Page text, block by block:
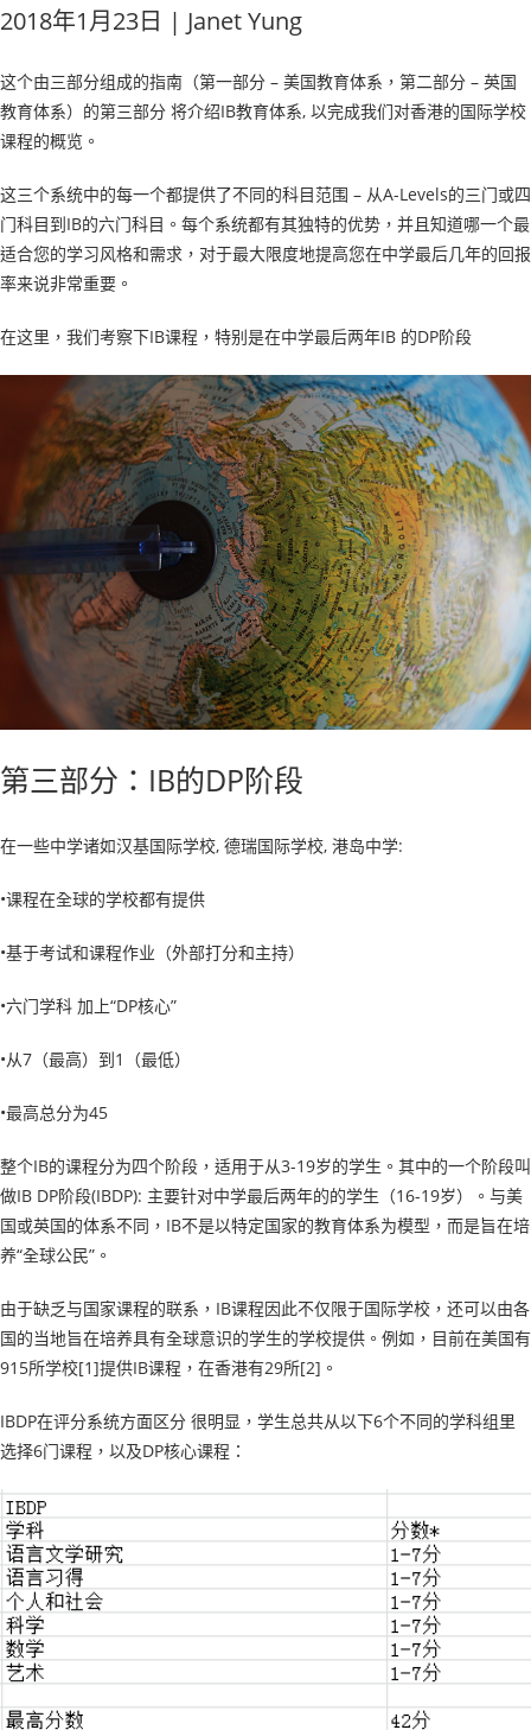
2018年1月23日 | Janet Yung
这个由三部分组成的指南（第一部分 – 美国教育体系，第二部分 – 英国
教育体系）的第三部分 将介绍IB教育体系, 以完成我们对香港的国际学校
课程的概览。
这三个系统中的每一个都提供了不同的科目范围 – 从A-Levels的三门或四
门科目到IB的六门科目。每个系统都有其独特的优势，并且知道哪一个最
适合您的学习风格和需求，对于最大限度地提高您在中学最后几年的回报
率来说非常重要。
在这里，我们考察下IB课程，特别是在中学最后两年IB 的DP阶段
第三部分：IB的DP阶段
在一些中学诸如汉基国际学校, 德瑞国际学校, 港岛中学:
•课程在全球的学校都有提供
•基于考试和课程作业（外部打分和主持）
•六门学科 加上“DP核心”
•从7（最高）到1（最低）
•最高总分为45
整个IB的课程分为四个阶段，适用于从3-19岁的学生。其中的一个阶段叫
做IB DP阶段(IBDP): 主要针对中学最后两年的的学生（16-19岁）。与美
国或英国的体系不同，IB不是以特定国家的教育体系为模型，而是旨在培
养“全球公民”。
由于缺乏与国家课程的联系，IB课程因此不仅限于国际学校，还可以由各
国的当地旨在培养具有全球意识的学生的学校提供​​。例如，目前在美国有
915所学校[1]提供IB课程，在香港有29所[2]。
IBDP在评分系统方面区分 很明显，学生总共从以下6个不同的学科组里
选择6门课程，以及DP核心课程：